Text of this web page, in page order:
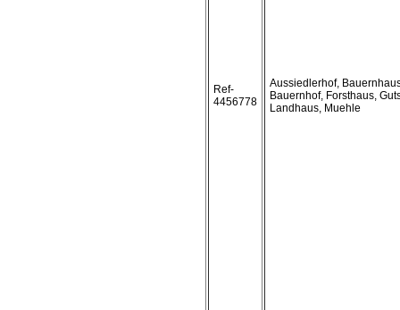
Ref-
4456778
Aussiedlerhof,
Bauernhof, Forsthaus,
Landhaus, Muehle